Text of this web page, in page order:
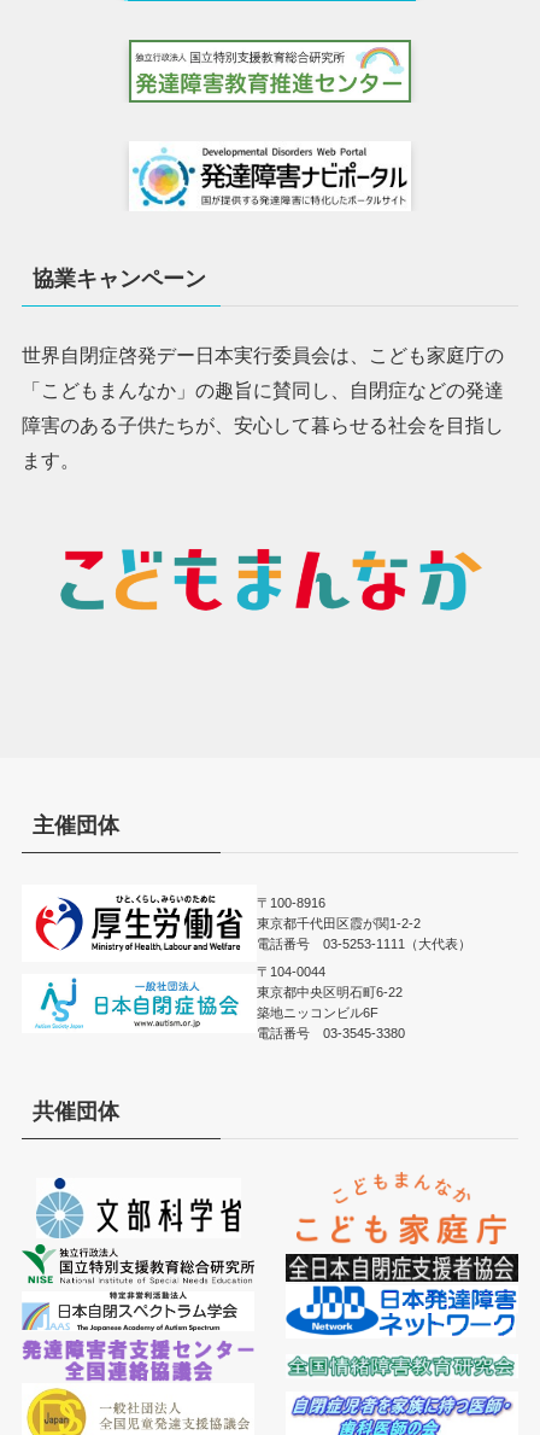
協業キャンペーン
世界自閉症啓発デー日本実行委員会は、こども家庭庁の
「こどもまんなか」の趣旨に賛同し、自閉症などの発達
障害のある子供たちが、安心して暮らせる社会を目指し
ます。
主催団体
〒100-8916
東京都千代田区霞が関1-2-2
電話番号 03-5253-1111（大代表）
〒104-0044
東京都中央区明石町6-22
築地ニッコンビル6F
電話番号 03-3545-3380
共催団体